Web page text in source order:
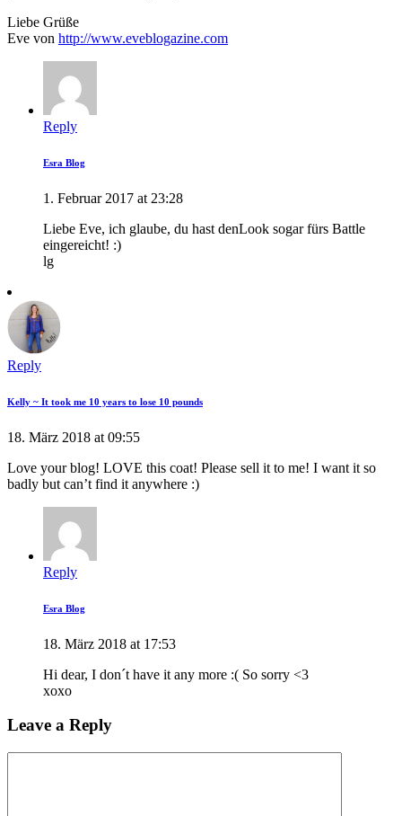
Liebe Grüße
Eve von http://www.eveblogazine.com
Reply
Esra Blog
1. Februar 2017 at 23:28
Liebe Eve, ich glaube, du hast denLook sogar fürs Battle
eingereicht! :)
lg
Reply
Kelly ~ It took me 10 years to lose 10 pounds
18. März 2018 at 09:55
Love your blog! LOVE this coat! Please sell it to me! I want it so
badly but can’t find it anywhere :)
Reply
Esra Blog
18. März 2018 at 17:53
Hi dear, I don´t have it any more :( So sorry <3
xoxo
Leave a Reply